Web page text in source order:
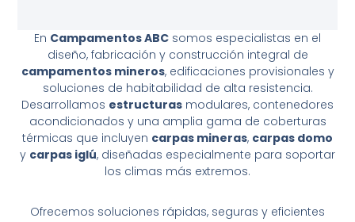
En Campamentos ABC somos especialistas en el
diseño, fabricación y construcción integral de
campamentos mineros, edificaciones provisionales y
soluciones de habitabilidad de alta resistencia.
Desarrollamos estructuras modulares, contenedores
acondicionados y una amplia gama de coberturas
térmicas que incluyen carpas mineras, carpas domo
y carpas iglú, diseñadas especialmente para soportar
los climas más extremos.
Ofrecemos soluciones rápidas, seguras y eficientes